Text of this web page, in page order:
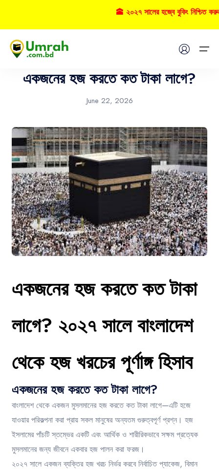
Home
Hajj
Tours
About US
FAQs
Contact
একজনের হজ করতে কত টাকা লাগে?
June 22, 2026
একজনের হজ করতে কত টাকা
লাগে? ২০২৭ সালে বাংলাদেশ
থেকে হজ খরচের পূর্ণাঙ্গ হিসাব
একজনের হজ করতে কত টাকা লাগে?
বাংলাদেশ থেকে একজন মুসলমানের হজ করতে কত টাকা লাগে—এটি হজে
যাওয়ার পরিকল্পনা করা প্রায় সকল মানুষের অন্যতম গুরুত্বপূর্ণ প্রশ্ন। হজ
ইসলামের পাঁচটি স্তম্ভের একটি এবং আর্থিক ও শারীরিকভাবে সক্ষম প্রত্যেক
মুসলমানের জন্য জীবনে একবার হজ পালন করা ফরজ।
২০২৭ সালে একজন ব্যক্তির হজ খরচ নির্ভর করবে নির্বাচিত প্যাকেজ, বিমান
🕋 ২০২৭ সালের হজ্বে বুকিং নিশ্চিত